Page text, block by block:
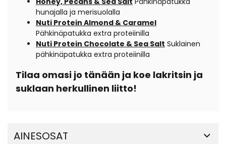
hunajalla ja merisuolalla
Nuti Protein Almond & Caramel
Pähkinäpatukka extra proteiinilla
Nuti Protein Chocolate & Sea Salt Suklainen
pähkinäpatukka extra proteiinilla
Tilaa omasi jo tänään ja koe lakritsin ja
suklaan herkullinen liitto!
AINESOSAT